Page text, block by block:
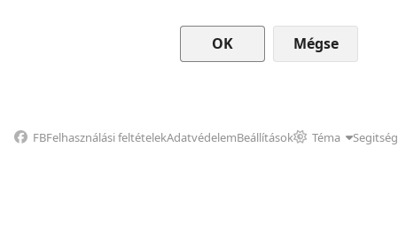
Mégse
FBFelhasználási feltételekAdatvédelemBeállítások Téma Segitség